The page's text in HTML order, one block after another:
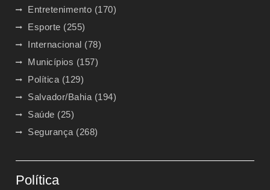
Entretenimento (170)
Esporte (255)
Internacional (78)
Municípios (157)
Política (129)
Salvador/Bahia (194)
Saúde (25)
Segurança (268)
Política